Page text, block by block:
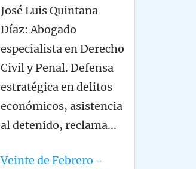
José Luis Quintana
Díaz: Abogado
especialista en Derecho
Civil y Penal. Defensa
estratégica en delitos
económicos, asistencia
al detenido, reclama...
Veinte de Febrero -